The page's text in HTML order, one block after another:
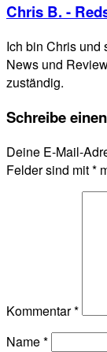
Chris B. -
Ich bin Chris und
News und
zuständig.
Schreibe
Deine E-Mail-
Felder sind mit*
Kommentar*
Name*